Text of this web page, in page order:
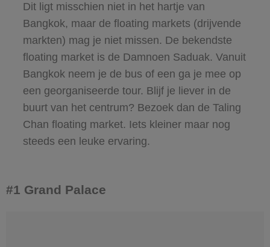
Dit ligt misschien niet in het hartje van
Bangkok, maar de floating markets (drijvende
markten) mag je niet missen. De bekendste
floating market is de Damnoen Saduak. Vanuit
Bangkok neem je de bus of een ga je mee op
een georganiseerde tour. Blijf je liever in de
buurt van het centrum? Bezoek dan de Taling
Chan floating market. Iets kleiner maar nog
steeds een leuke ervaring.
#1 Grand Palace